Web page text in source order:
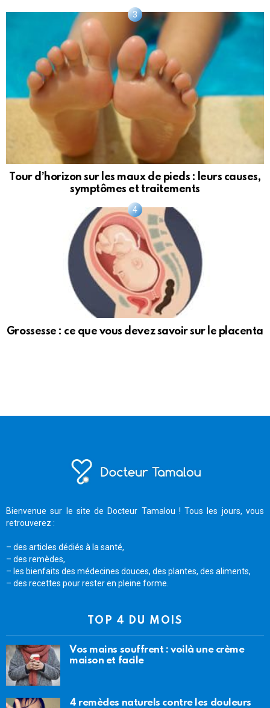
Tour d’horizon sur les maux de pieds : leurs causes,
symptômes et traitements
Grossesse : ce que vous devez savoir sur le placenta
Bienvenue sur le site de Docteur Tamalou ! Tous les jours, vous
retrouverez :
– des articles dédiés à la santé,
– des remèdes,
– les bienfaits des médecines douces, des plantes, des aliments,
– des recettes pour rester en pleine forme.
TOP 4 DU MOIS
Vos mains souffrent : voilà une crème
maison et facile
4 remèdes naturels contre les douleurs